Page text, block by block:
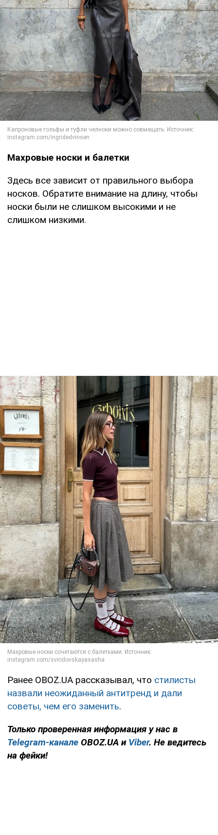
Махровые носки и балетки
Здесь все зависит от правильного выбора
носков. Обратите внимание на длину, чтобы
носки были не слишком высокими и не
слишком низкими.
Ранее OBOZ.UA рассказывал, что стилисты
назвали неожиданный антитренд и дали
советы, чем его заменить.
Только проверенная информация у нас в
Telegram-канале OBOZ.UA и Viber. Не ведитесь
на фейки!